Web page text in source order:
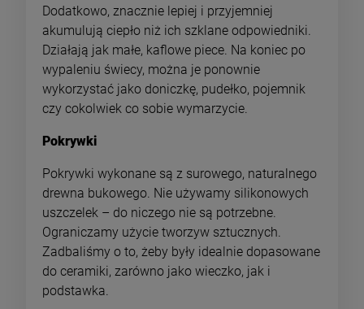
Dodatkowo, znacznie lepiej i przyjemniej
akumulują ciepło niż ich szklane odpowiedniki.
Działają jak małe, kaflowe piece. Na koniec po
wypaleniu świecy, można je ponownie
wykorzystać jako doniczkę, pudełko, pojemnik
czy cokolwiek co sobie wymarzycie.
Pokrywki
Pokrywki wykonane są z surowego, naturalnego
drewna bukowego. Nie używamy silikonowych
uszczelek – do niczego nie są potrzebne.
Ograniczamy użycie tworzyw sztucznych.
Zadbaliśmy o to, żeby były idealnie dopasowane
do ceramiki, zarówno jako wieczko, jak i
podstawka.